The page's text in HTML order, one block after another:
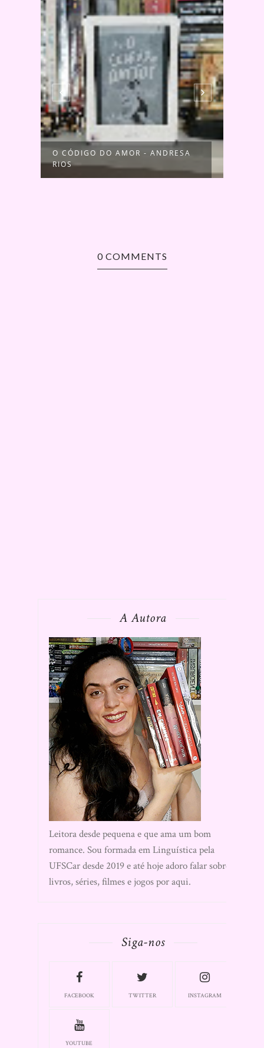
O CÓDIGO DO AMOR - ANDRESA
RIOS
0 COMMENTS
A Autora
Leitora desde pequena e que ama um bom
romance. Sou formada em Linguística pela
UFSCar desde 2019 e até hoje adoro falar sobre
livros, séries, filmes e jogos por aqui.
Siga-nos
FACEBOOK TWITTER INSTAGRAM
YOUTUBE